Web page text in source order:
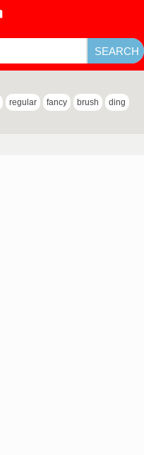
regular fancy brush ding